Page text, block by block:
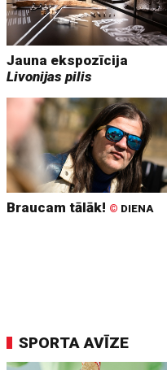
Jauna ekspozīcija
Livonijas pilis
Braucam tālāk! © DIENA
SPORTA AVĪZE